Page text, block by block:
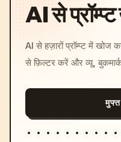
AI से
AI से हज़ारों प्रॉम्प्ट में खोज
से फ़िल्टर करें और व्यू,